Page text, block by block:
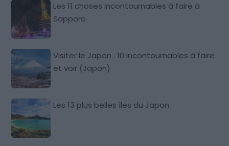
Les 11 choses incontournables à faire à
Sapporo
Visiter le Japon : 10 incontournables à faire
et voir (Japon)
Les 13 plus belles îles du Japon